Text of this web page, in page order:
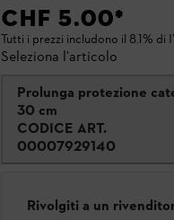
CHF 5.00*
Tutti i prezzi includono il 8.1% di
Seleziona l'articolo
Prolunga protezione
30 cm
CODICE ART.
00007929140
Rivolgiti a un